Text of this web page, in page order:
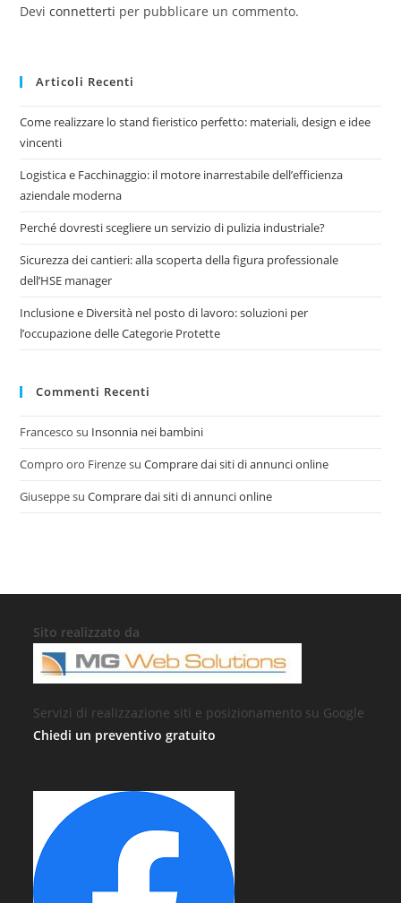
Deviconnetterti per pubblicare un commento.
Articoli Recenti
Come realizzare lo stand fieristico perfetto: materiali, design e idee
vincenti
Logistica e Facchinaggio: il motore inarrestabile dell’efficienza
aziendale moderna
Perché dovresti scegliere un servizio di pulizia industriale?
Sicurezza dei cantieri: alla scoperta della figura professionale
dell’HSE manager
Inclusione e Diversità nel posto di lavoro: soluzioni per
l’occupazione delle Categorie Protette
Commenti Recenti
Francesco su Insonnia nei bambini
Compro oro FirenzesuComprare dai siti di annunci online
GiuseppesuComprare dai siti di annunci online
Sito realizzato da
Servizi di realizzazione siti e posizionamento su Google
Chiedi un preventivo gratuito